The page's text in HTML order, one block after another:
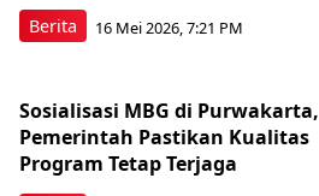
Berita 16 Mei 2026, 7:21 PM
Sosialisasi MBG di Purwakarta,
Pemerintah Pastikan Kualitas
Program Tetap Terjaga